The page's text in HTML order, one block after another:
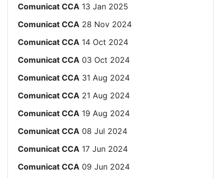
Comunicat CCA 13 Jan 2025
Comunicat CCA 28 Nov 2024
Comunicat CCA 14 Oct 2024
Comunicat CCA 03 Oct 2024
Comunicat CCA 31 Aug 2024
Comunicat CCA 21 Aug 2024
Comunicat CCA 19 Aug 2024
Comunicat CCA 08 Jul 2024
Comunicat CCA 17 Jun 2024
Comunicat CCA 09 Jun 2024